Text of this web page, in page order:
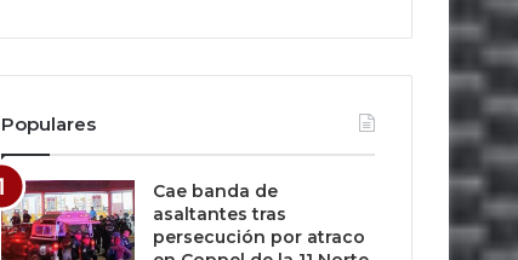
Populares
Cae banda de
asaltantes tras
persecución por atraco